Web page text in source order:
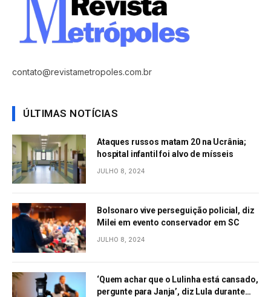
contato@revistametropoles.com.br
ÚLTIMAS NOTÍCIAS
Ataques russos matam 20 na Ucrânia;
hospital infantil foi alvo de mísseis
JULHO 8, 2024
Bolsonaro vive perseguição policial, diz
Milei em evento conservador em SC
JULHO 8, 2024
‘Quem achar que o Lulinha está cansado,
pergunte para Janja’, diz Lula durante